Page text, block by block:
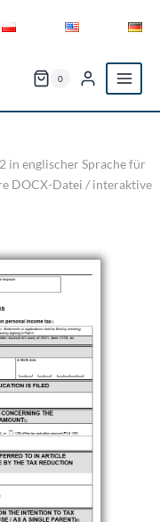
0
in englischer Sprache für
DOCX-Datei / interaktive